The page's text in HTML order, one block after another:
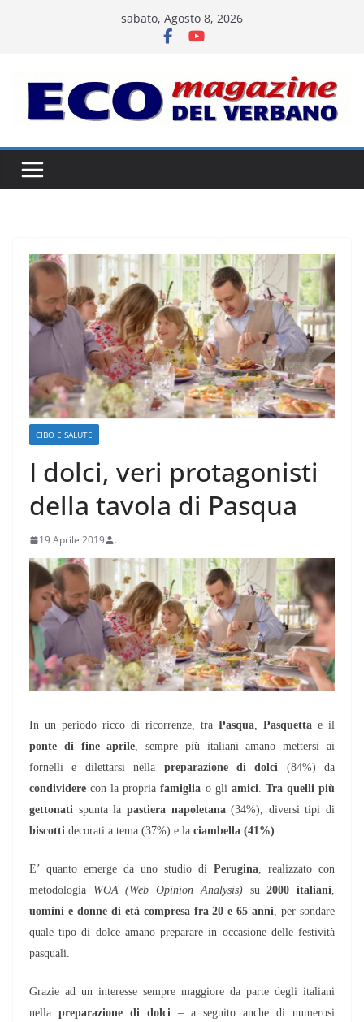
sabato, Agosto 8, 2026
CIBO E SALUTE
I dolci, veri protagonisti
della tavola di Pasqua
19 Aprile 2019 .
In un periodo ricco di ricorrenze, tra Pasqua, Pasquetta e il
ponte di fine aprile, sempre più italiani amano mettersi ai
fornelli e dilettarsi nella preparazione di dolci (84%) da
condividere con la propriafamiglia o gli amici. Tra quelli più
gettonati spunta la pastiera napoletana(34%), diversi tipi di
biscotti decorati a tema (37%) e la ciambella (41%).
E’ quanto emerge da uno studio di Perugina, realizzato con
metodologia WOA (Web Opinion Analysis) su2000 italiani,
uomini e donne di età compresa fra 20 e 65 anni, per sondare
quale tipo di dolce amano preparare in occasione delle festività
pasquali.
Grazie ad un interesse sempre maggiore da parte degli italiani
nella preparazione di dolci – a seguito anche di numerosi